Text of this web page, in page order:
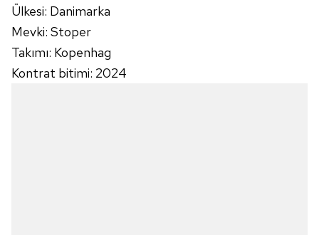
Ülkesi: Danimarka
Mevki: Stoper
Takımı: Kopenhag
Kontrat bitimi: 2024